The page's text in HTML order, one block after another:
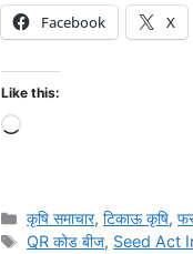
Facebook X
Like this:
कृषि समाचार,टिकाऊ कृषि,
QR कोड बीज, Seed Act